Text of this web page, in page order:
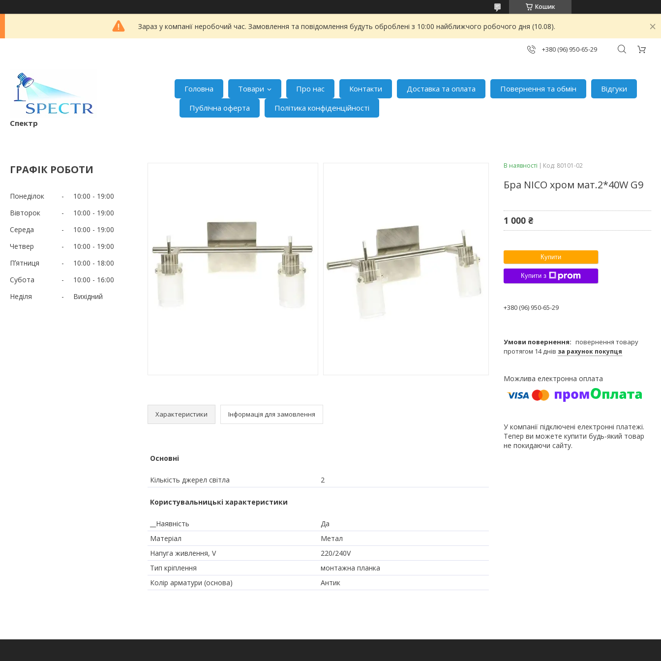
Кошик
Зараз у компанії неробочий час. Замовлення та повідомлення будуть оброблені з 10:00 найближчого робочого дня (10.08).
+380 (96) 950-65-29
Спектр
Головна Товари Про нас Контакти Доставка та оплата Повернення та обмін
Відгуки
Публічна оферта
Політика конфіденційності
ГРАФІК РОБОТИ
Понеділок 10:00
19:00
Вівторок
10:00
19:00
Середа
10:00
19:00
Четвер
10:00
19:00
Пʼятниця
10:00
18:00
Субота
10:00
16:00
Неділя
Вихідний
Характеристики Інформація для замовлення
Основні
Кількість джерел світла 2
Користувальницькі характеристики
__Наявність
Да
Матеріал
Метал
Напуга живлення, V
220/240V
Тип кріплення
монтажна планка
Колір арматури (основа)
Антик
В наявності Код: 80101-02
Бра NICO хром мат.2*40W G9
1 000 ₴
Купити
Купити з
+380 (96) 950-65-29
повернення товару
протягом 14 днів за рахунок покупця
У компанії підключені електронні платежі.
Тепер ви можете купити будь-який товар
не покидаючи сайту.